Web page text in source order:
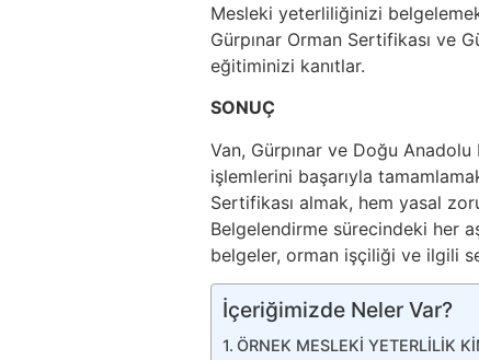
Mesleki yeterliliğinizi
Gürpınar Orman Sertifikası ve
eğitiminizi kanıtlar.
SONUÇ
Van, Gürpınar ve Doğu
işlemlerini başarıyla
Sertifikası almak, hem yasal
Belgelendirme sürecindeki her
belgeler, orman işçiliği ve ilgili
İçeriğimizde Neler Var?
ÖRNEK MESLEKİ YETERLİLİK